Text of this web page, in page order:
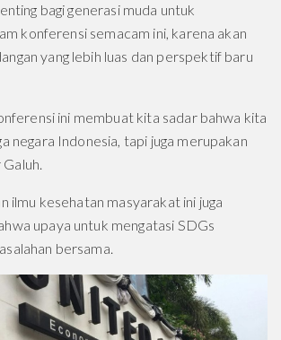
bagi generasi muda untuk
konferensi semacam ini, karena akan
yang lebih luas dan perspektif baru
ini membuat kita sadar bahwa kita
negara Indonesia, tapi juga merupakan
Galuh.
ilmu kesehatan masyarakat ini juga
upaya untuk mengatasi SDGs
bersama.